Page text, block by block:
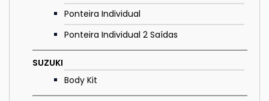
Ponteira Individual
Ponteira Individual 2 Saídas
SUZUKI
Body Kit